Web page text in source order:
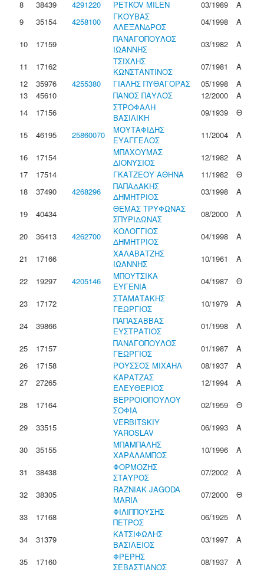
8
38439 4291220 PETKOV MILEN 03/1989
Α
9
35154 4258100
ΓΚΟΥΒΑΣ
ΑΛΕΞΑΝΔΡΟΣ
04/1998
Α
10
17159
ΠΑΝΑΓΟΠΟΥΛΟΣ
ΙΩΑΝΝΗΣ
03/1982
Α
11
17162
ΤΣΙΧΛΗΣ
ΚΩΝΣΤΑΝΤΙΝΟΣ
07/1981
Α
12
35976 4255380 ΓΙΑΛΗΣ ΠΥΘΑΓΟΡΑΣ 05/1998
Α
13
45610 ΠΑΝΟΣ ΠΑΥΛΟΣ 12/2000
Α
14
17156
ΣΤΡΟΦΑΛΗ
ΒΑΣΙΛΙΚΗ
09/1939
Θ
15
46195 25860070
ΜΟΥΤΑΦΙΔΗΣ
ΕΥΑΓΓΕΛΟΣ
11/2004
Α
16
17154
ΜΠΑΧΟΥΜΑΣ
ΔΙΟΝΥΣΙΟΣ
12/1982
Α
17
17514 ΓΚΑΤΖΕΟΥ ΑΘΗΝΑ 11/1982
Θ
18
37490 4268296
ΠΑΠΑΔΑΚΗΣ
ΔΗΜΗΤΡΙΟΣ
03/1998
Α
19
40434
ΘΕΜΑΣ ΤΡΥΦΩΝΑΣ
ΣΠΥΡΙΔΩΝΑΣ
08/2000
Α
20
36413 4262700
ΚΟΛΟΓΓΙΟΣ
ΔΗΜΗΤΡΙΟΣ
04/1998
Α
21
17166
ΧΑΛΑΒΑΤΖΗΣ
ΙΩΑΝΝΗΣ
10/1961
Α
22
19297 4205146
ΜΠΟΥΤΣΙΚΑ
ΕΥΓΕΝΙΑ
04/1987
Θ
23
17172
ΣΤΑΜΑΤΑΚΗΣ
ΓΕΩΡΓΙΟΣ
10/1979
Α
24
39866
ΠΑΠΑΣΑΒΒΑΣ
ΕΥΣΤΡΑΤΙΟΣ
01/1998
Α
25
17157
ΠΑΝΑΓΟΠΟΥΛΟΣ
ΓΕΩΡΓΙΟΣ
01/1987
Α
26
17158 ΡΟΥΣΣΟΣ ΜΙΧΑΗΛ 08/1937
Α
27
27265
ΚΑΡΑΤΖΑΣ
ΕΛΕΥΘΕΡΙΟΣ
12/1994
Α
28
17164
ΒΕΡΡΟΙΟΠΟΥΛΟΥ
ΣΟΦΙΑ
02/1959
Θ
29
33515
VERBITSKIY
YAROSLAV
06/1993
Α
30
35155
ΜΠΑΜΠΑΛΗΣ
ΧΑΡΑΛΑΜΠΟΣ
10/1996
Α
31
38438
ΦΟΡΜΟΖΗΣ
ΣΤΑΥΡΟΣ
07/2002
Α
32
38305
RAZNIAK JAGODA
MARIA
07/2000
Θ
33
17168
ΦΙΛΙΠΠΟΥΣΗΣ
ΠΕΤΡΟΣ
06/1925
Α
34
31379
ΚΑΤΣΙΦΩΛΗΣ
ΒΑΣΙΛΕΙΟΣ
03/1997
Α
35
17160
ΦΡΕΡΗΣ
ΣΕΒΑΣΤΙΑΝΟΣ
08/1937
Α